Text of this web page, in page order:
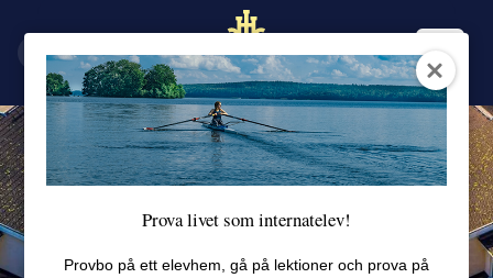
Prova livet som internatelev!
Provbo på ett elevhem, gå på lektioner och prova på